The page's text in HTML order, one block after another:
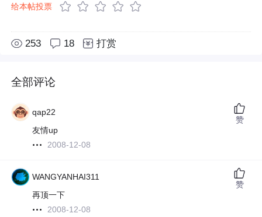
给本帖投票
253 18 打赏
全部评论
qap22
友情up
2008-12-08
赞
WANGYANHAI311
再顶一下
2008-12-08
赞